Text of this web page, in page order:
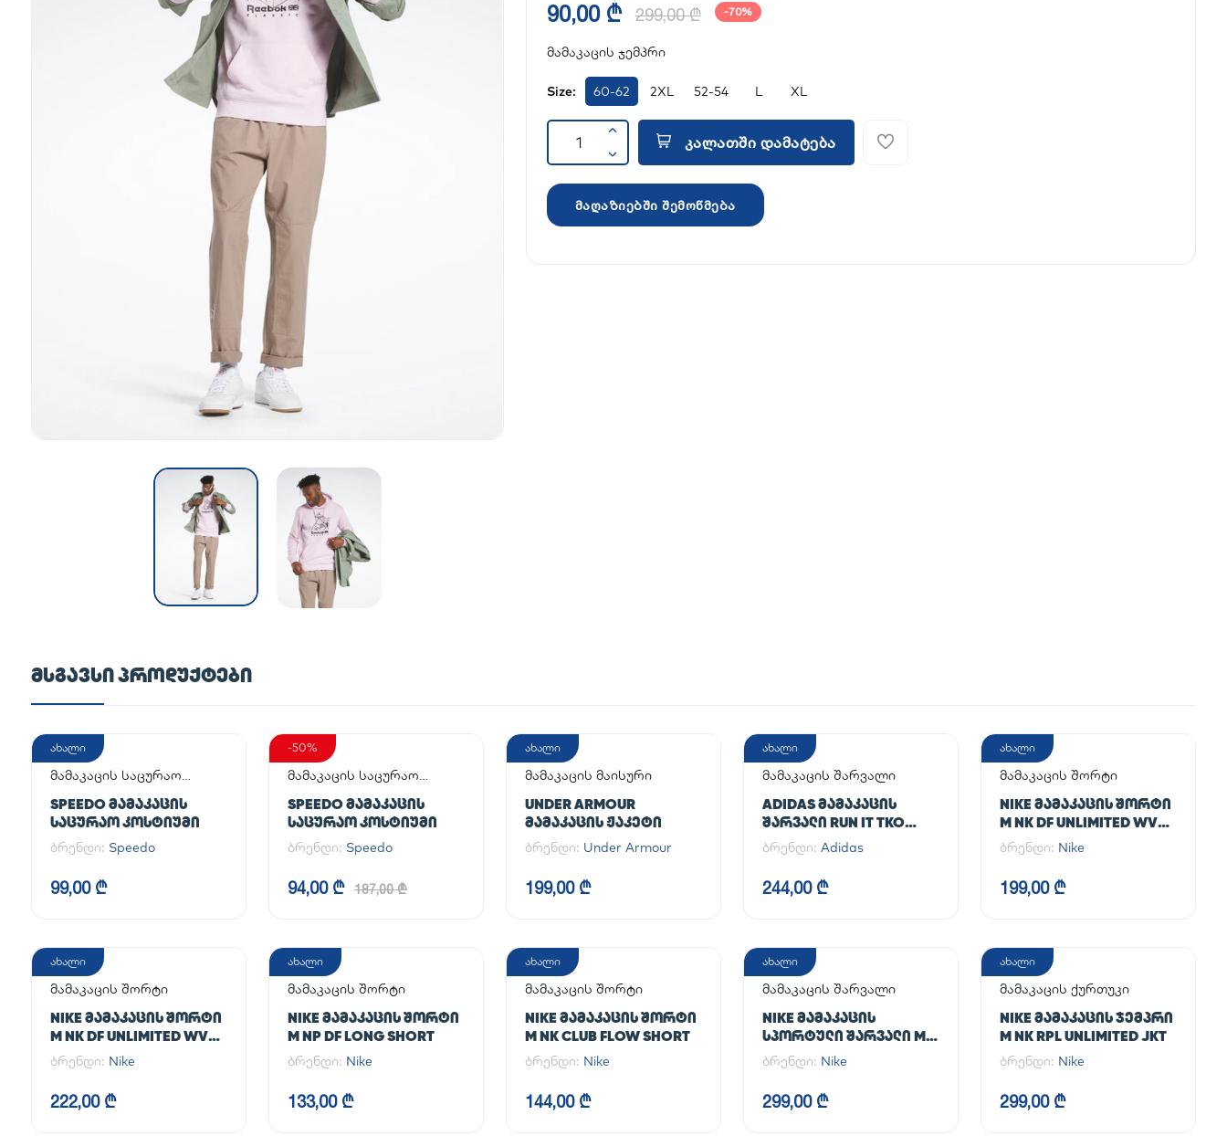
90,00 ₾ 299,00 ₾ -70%
მამაკაცის ჯემპრი
Size: 60-62 2XL 52-54 L XL
კალათში დამატება
მაღაზიებში შემოწმება
ᲛᲡᲒᲐᲕᲡᲘ ᲞᲠᲝᲓᲣᲥᲢᲔᲑᲘ
ახალი
მამაკაცის საცურაო
SPEEDO ᲛᲐᲛᲐᲙᲐᲪᲘᲡ
ᲡᲐᲪᲣᲠᲐᲝ ᲙᲝᲡᲢᲘᲣᲛᲘ
ბრენდი: Speedo
99,00 ₾
-50%
მამაკაცის საცურაო
SPEEDO ᲛᲐᲛᲐᲙᲐᲪᲘᲡ
ᲡᲐᲪᲣᲠᲐᲝ ᲙᲝᲡᲢᲘᲣᲛᲘ
ბრენდი: Speedo
94,00 ₾ 187,00 ₾
ახალი
მამაკაცის მაისური
UNDER ARMOUR
ᲛᲐᲛᲐᲙᲐᲪᲘᲡ ᲟᲐᲙᲔᲢᲘ
ბრენდი: Under Armour
199,00 ₾
ახალი
მამაკაცის შარვალი
ADIDAS ᲛᲐᲛᲐᲙᲐᲪᲘᲡ
ᲨᲐᲠᲕᲐᲚᲘ RUN IT TKO
PANT
ბრენდი: Adidas
244,00 ₾
ახალი
მამაკაცის შორტი
NIKE ᲛᲐᲛᲐᲙᲐᲪᲘᲡ ᲨᲝᲠᲢᲘ
M NK DF UNLIMITED WVN
7IN UL
ბრენდი: Nike
199,00 ₾
ახალი
მამაკაცის შორტი
NIKE ᲛᲐᲛᲐᲙᲐᲪᲘᲡ ᲨᲝᲠᲢᲘ
M NK DF UNLIMITED WVN
7IN 2IN1
ბრენდი: Nike
222,00 ₾
ახალი
მამაკაცის შორტი
NIKE ᲛᲐᲛᲐᲙᲐᲪᲘᲡ ᲨᲝᲠᲢᲘ
M NP DF LONG SHORT
ბრენდი: Nike
133,00 ₾
ახალი
მამაკაცის შორტი
NIKE ᲛᲐᲛᲐᲙᲐᲪᲘᲡ ᲨᲝᲠᲢᲘ
M NK CLUB FLOW SHORT
ბრენდი: Nike
144,00 ₾
ახალი
მამაკაცის შარვალი
NIKE ᲛᲐᲛᲐᲙᲐᲪᲘᲡ
ᲡᲞᲝᲠᲢᲣᲚᲘ ᲨᲐᲠᲕᲐᲚᲘ M
NK DF UNLIMITED PANT
TPR
ბრენდი: Nike
299,00 ₾
ახალი
მამაკაცის ქურთუკი
NIKE ᲛᲐᲛᲐᲙᲐᲪᲘᲡ ᲯᲔᲛᲞᲠᲘ
M NK RPL UNLIMITED JKT
ბრენდი: Nike
299,00 ₾